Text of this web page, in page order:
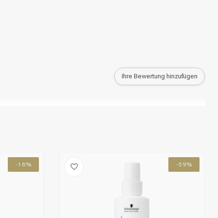
Ihre Bewertung hinzufügen
-16% -59%